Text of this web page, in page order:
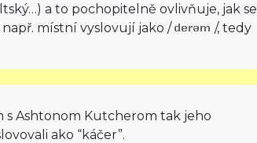
a to pochopitelně ovlivňuje, jak se
místní vyslovují jako / /, tedy
s Ashtonom Kutcherom tak jeho
ako “káčer”.